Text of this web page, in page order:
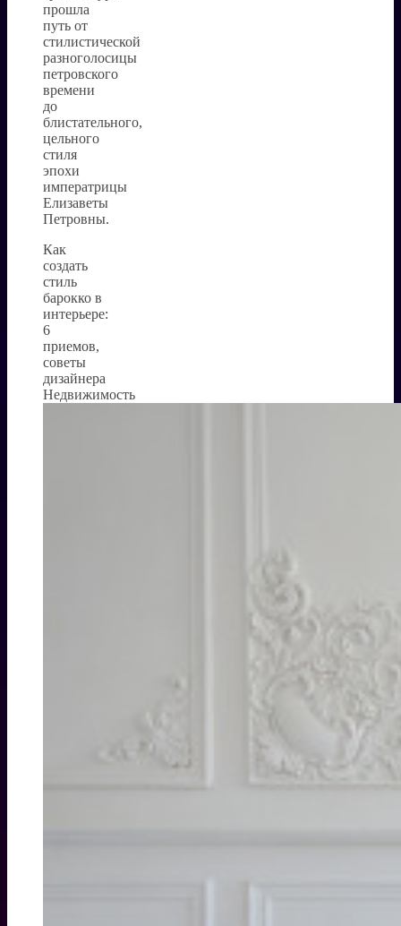
прошла
путь от
стилистической
разноголосицы
петровского
времени
до
блистательного,
цельного
стиля
эпохи
императрицы
Елизаветы
Петровны.
Как
создать
стиль
барокко в
интерьере:
6
приемов,
советы
дизайнера
Недвижимость